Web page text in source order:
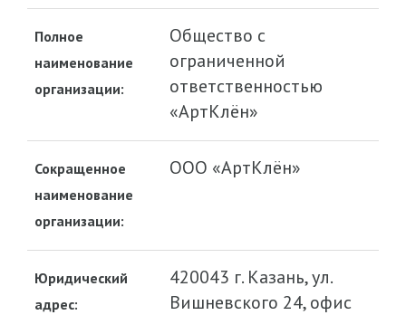
Полное
наименование
организации:
Общество с
ограниченной
ответственностью
«АртКлён»
Сокращенное
наименование
организации:
ООО «АртКлён»
Юридический
адрес:
420043 г. Казань, ул.
Вишневского 24, офис